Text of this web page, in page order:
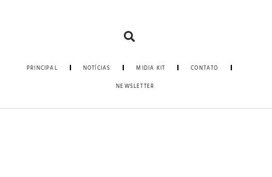
PRINCIPAL NOTÍCIAS MIDIA KIT CONTATO
NEWSLETTER